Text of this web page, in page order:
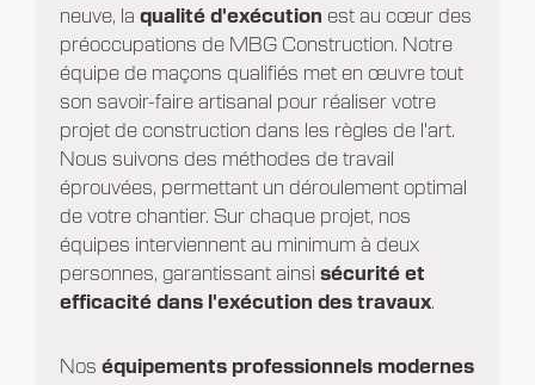
neuve, la qualité d'exécution est au cœur des
préoccupations de MBG Construction. Notre
équipe de maçons qualifiés met en œuvre tout
son savoir-faire artisanal pour réaliser votre
projet de construction dans les règles de l'art.
Nous suivons des méthodes de travail
éprouvées, permettant un déroulement optimal
de votre chantier. Sur chaque projet, nos
équipes interviennent au minimum à deux
personnes, garantissant ainsi sécurité et
efficacité dans l'exécution des travaux.
Nos équipements professionnels modernes